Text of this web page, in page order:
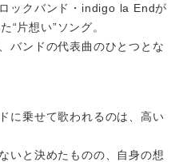
ックバンド・indigo la Endが
“片想い”ソング。
バンドの代表曲のひとつとな
に乗せて歌われるのは、高い
いと決めたものの、自身の想